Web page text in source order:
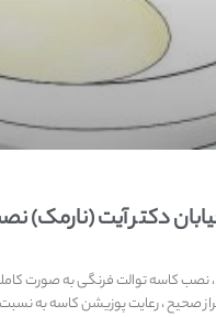
دکتر آیت (نارمک)
کاسه توالت فرنگی به صورت
صحیح ، رعایت پوزیشن کاسه به نسبت